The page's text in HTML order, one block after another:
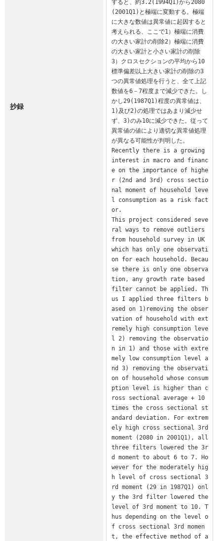
抄録
すると、約3.2(1994Q1)から2080
(2001Q1)と極端に変動する。極端
に大きな数値は異常値に起因すると
考えられる、ここで1）極端に消費
の大きい家計の削除2）極端に消費
の大きい家計と小さい家計の削除
3）クロスセクションの平均から10
標準偏差以上大きい家計の削除の3
つの異常値処理を行うと、全て上記
数値を6－7程度まで減少できた。し
かし29(1987Q1)程度の異常値は、
1)及び2)の処理ではあまり減少せ
ず、3)のみ10に減少できた。従って
異常値の値により適切な異常値処理
が異なる可能性が判明した。
Recently there is a growing
interest in macro and financ
e on the importance of highe
r (2nd and 3rd) cross sectio
nal moment of household leve
l consumption as a risk fact
or.
This project considered seve
ral ways to remove outliers
from household survey in UK
which has only one observati
on for each household. Becau
se there is only one observa
tion, any growth rate based
filter cannot be applied. Th
us I applied three filters b
ased on 1)removing the obser
vation of household with ext
remely high consumption leve
l 2) removing the observatio
n in 1) and those with extre
mely low consumption level a
nd 3) removing the observati
on of household whose consum
ption level is higher than c
ross sectional average + 10
times the cross sectional st
andard deviation. For extrem
ely high cross sectional 3rd
moment (2080 in 2001Q1), all
three filters lowered the 3r
d moment to about 6 to 7. Ho
wever for the moderately hig
h level of cross sectional 3
rd moment (29 in 1987Q1) onl
y the 3rd filter lowered the
level of 3rd moment to 10. T
hus depending on the level o
f cross sectional 3rd momen
t, the effective method of a